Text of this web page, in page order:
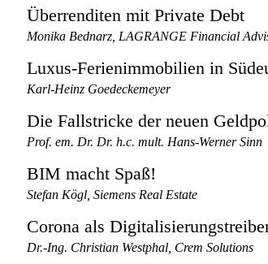
Überrenditen mit Private Debt
Monika Bednarz, LAGRANGE Financial
Luxus-Ferienimmobilien in
Karl-Heinz Goedeckemeyer
Die Fallstricke der neuen
Prof. em. Dr. Dr. h.c. mult. Hans-Werner Sinn
BIM macht Spaß!
Stefan Kögl, Siemens Real Estate
Corona als
Dr.-Ing. Christian Westphal, Crem Solutions